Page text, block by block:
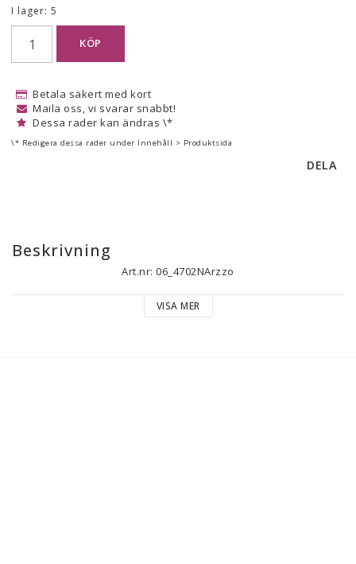
I lager: 5
KÖP
Betala säkert med kort
Maila oss, vi svarar snabbt!
Dessa rader kan ändras \*
\* Redigera dessa rader under Innehåll > Produktsida
DELA
Beskrivning
Art.nr: 06_4702NArzzo
VISA MER